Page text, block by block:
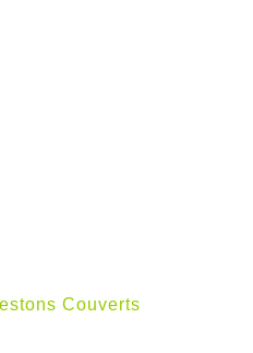
Couverts